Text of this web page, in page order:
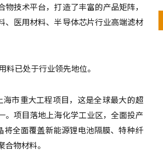
技术平台，打造了丰富的产品矩阵，
、医用材料、半导体芯片行业高端滤材
已处于行业领先地位。
市重大工程项目，这是全球最大的超
。项目落地上海化学工业区，全面投产
全面覆盖新能源锂电池隔膜、特种纤
物材料。